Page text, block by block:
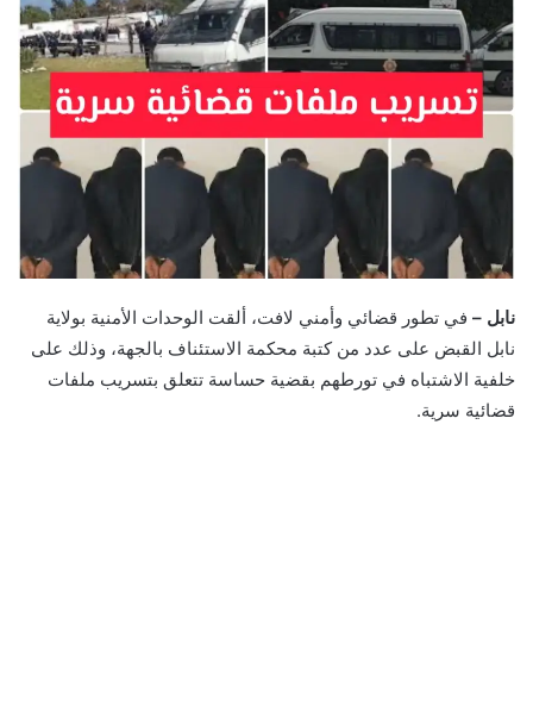
نابل – في تطور قضائي وأمني لافت، ألقت الوحدات الأمنية بولاية
نابل القبض على عدد من كتبة محكمة الاستئناف بالجهة، وذلك على
خلفية الاشتباه في تورطهم بقضية حساسة تتعلق بتسريب ملفات
قضائية سرية.